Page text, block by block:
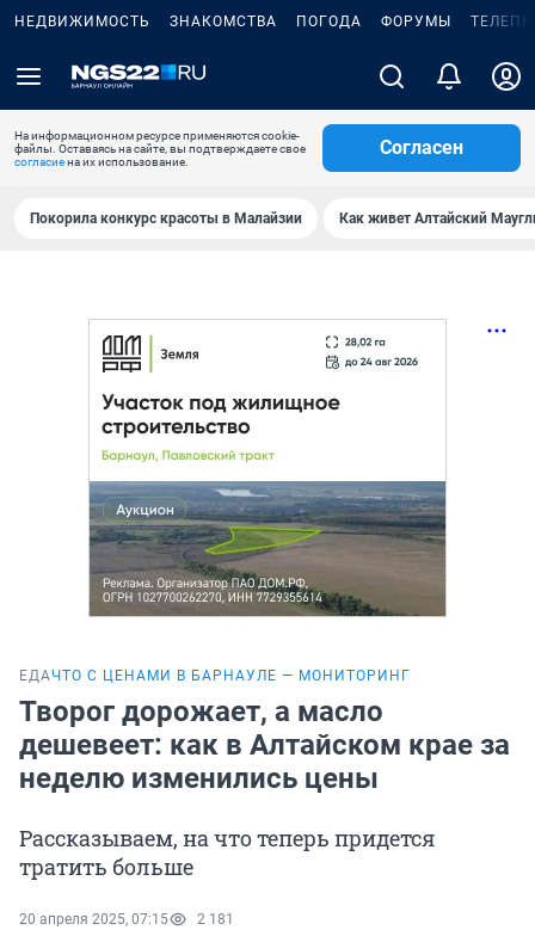
НЕДВИЖИМОСТЬ ЗНАКОМСТВА ПОГОДА ФОРУМЫ
На информационном ресурсе применяются cookie-
файлы. Оставаясь на сайте, вы подтверждаете свое
согласиена их использование.
Согласен
Покорила конкурс красоты в Малайзии Как живет Алтайский
ЕДАЧТО С ЦЕНАМИ В БАРНАУЛЕ — МОНИТОРИНГ
Творог дорожает, а масло
дешевеет: как в Алтайском крае за
неделю изменились цены
Рассказываем, на что теперь придется
тратить больше
20 апреля 2025, 07:15 2 181